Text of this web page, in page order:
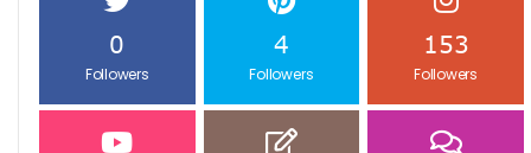
0
Followers
4
Followers
153
Followers